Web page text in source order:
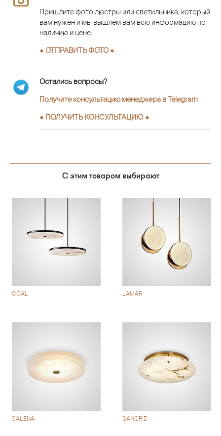
Пришлите фото люстры или светильника, который
вам нужен и мы вышлем вам всю информацию по
наличию и цене.
● ОТПРАВИТЬ ФОТО ●
Остались вопросы?
Получите консультацию менеджера в Telegram
● ПОЛУЧИТЬ КОНСУЛЬТАЦИЮ ●
С этим товаром выбирают
COAL LAMAR
SALENA SANGRID